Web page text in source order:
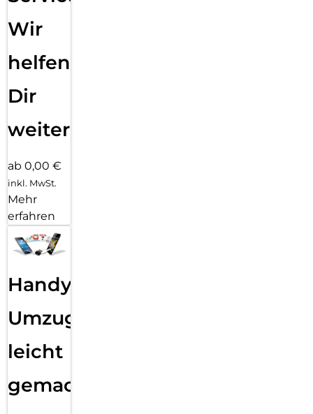
Wir
helfen
Dir
weiter
ab 0,00 €
inkl. MwSt.
Mehr
erfahren
Handy
Umzug
leicht
gemacht!